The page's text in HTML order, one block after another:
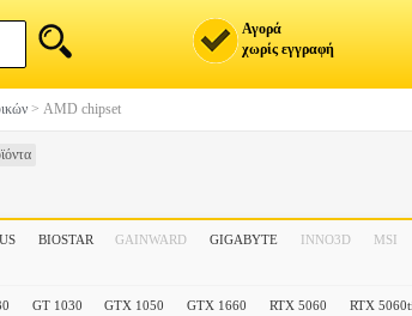
Αγορά
χωρίς εγγραφή
> AMD chipset
BIOSTAR GAINWARD GIGABYTE INNO3D MSI
GT 1030 GTX 1050 GTX 1660 RTX 5060 RTX 5060ti